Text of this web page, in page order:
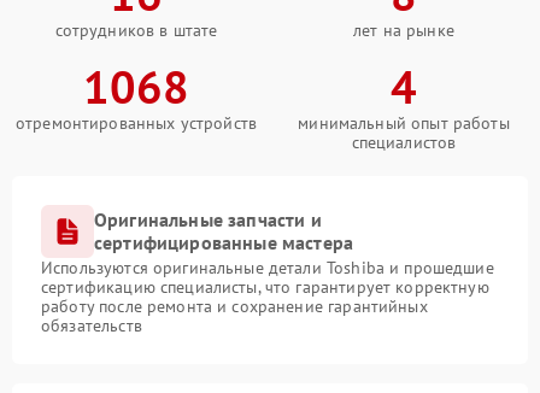
сотрудников в штате лет на рынке
1068
отремонтированных устройств
4
минимальный опыт работы
специалистов
Оригинальные запчасти и
сертифицированные мастера
Используются оригинальные детали Toshiba и прошедшие
сертификацию специалисты, что гарантирует корректную
работу после ремонта и сохранение гарантийных
обязательств